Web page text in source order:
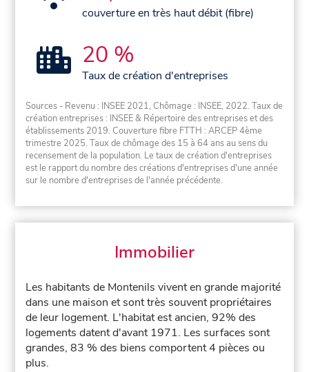
couverture en très haut débit (fibre)
20 %
Taux de création d'entreprises
Sources - Revenu : INSEE 2021, Chômage : INSEE, 2022. Taux de
création entreprises : INSEE & Répertoire des entreprises et des
établissements 2019. Couverture fibre FTTH : ARCEP 4ème
trimestre 2025. Taux de chômage des 15 à 64 ans au sens du
recensement de la population. Le taux de création d'entreprises
est le rapport du nombre des créations d'entreprises d'une année
sur le nombre d'entreprises de l'année précédente.
Immobilier
Les habitants de Montenils vivent en grande majorité
dans une maison et sont très souvent propriétaires
de leur logement. L'habitat est ancien, 92% des
logements datent d'avant 1971. Les surfaces sont
grandes, 83 % des biens comportent 4 pièces ou
plus.